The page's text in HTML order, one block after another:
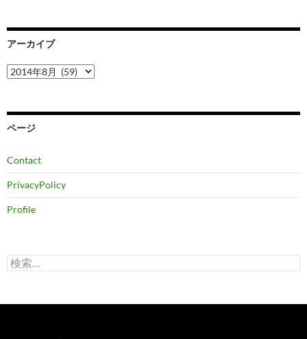
アーカイブ
ア
ー
ブ
ページ
Contact
PrivacyPolicy
Profile
検
索: